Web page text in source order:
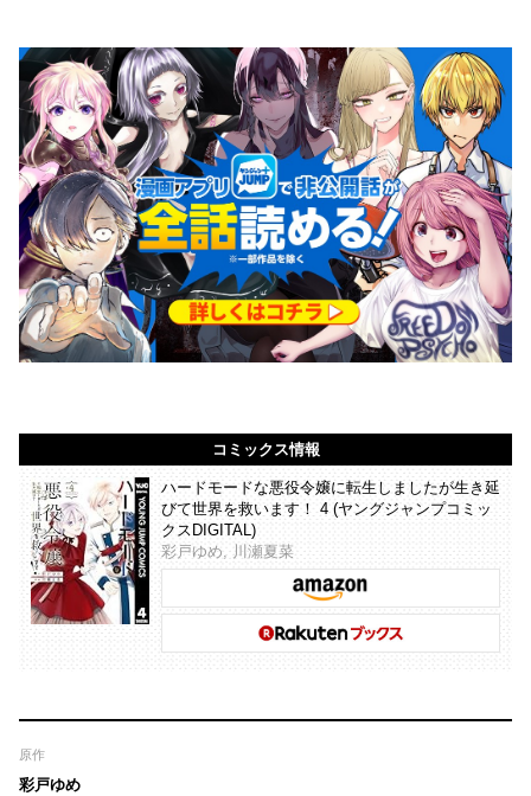
コミックス情報
ハードモードな悪役令嬢に転生しましたが生き延
びて世界を救います！ 4 (ヤングジャンプコミッ
クスDIGITAL)
彩戸ゆめ, 川瀬夏菜
原作
彩戸ゆめ